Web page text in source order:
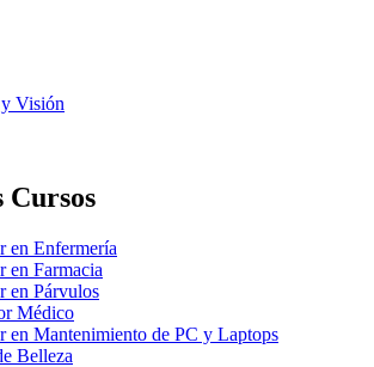
Visión
Cursos
en Enfermería
en Farmacia
en Párvulos
Médico
en Mantenimiento de PC y Laptops
Belleza